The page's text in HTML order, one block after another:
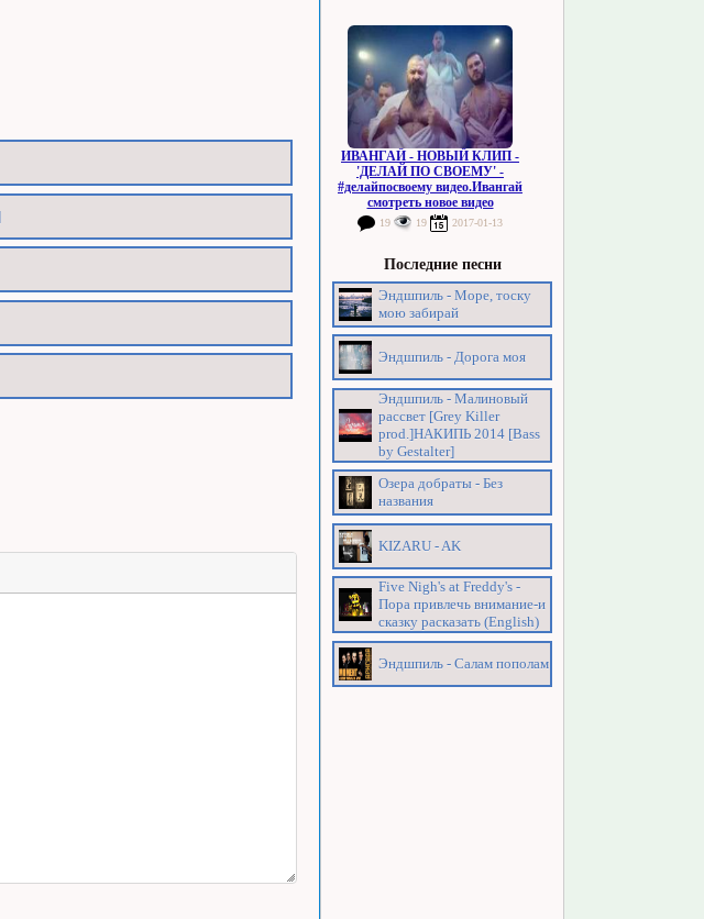
ИВАНГАЙ - НОВЫЙ КЛИП -
'ДЕЛАЙ ПО СВОЕМУ' -
#делайпосвоему видео.Ивангай
смотреть новое видео
19 19 2017-01-13
Последние песни
Эндшпиль - Море, тоску
мою забирай
Эндшпиль - Дорога моя
Эндшпиль - Малиновый
рассвет [Grey Killer
prod.]НАКИПЬ 2014 [Bass
by Gestalter]
Озера добраты - Без
названия
KIZARU - AK
Five Nigh's at Freddy's -
Пора привлечь внимание-и
сказку расказать (English)
Эндшпиль - Салам пополам